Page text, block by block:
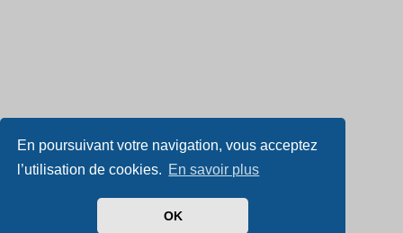
En poursuivant votre navigation, vous acceptez
l’utilisation de cookies. En savoir plus
OK